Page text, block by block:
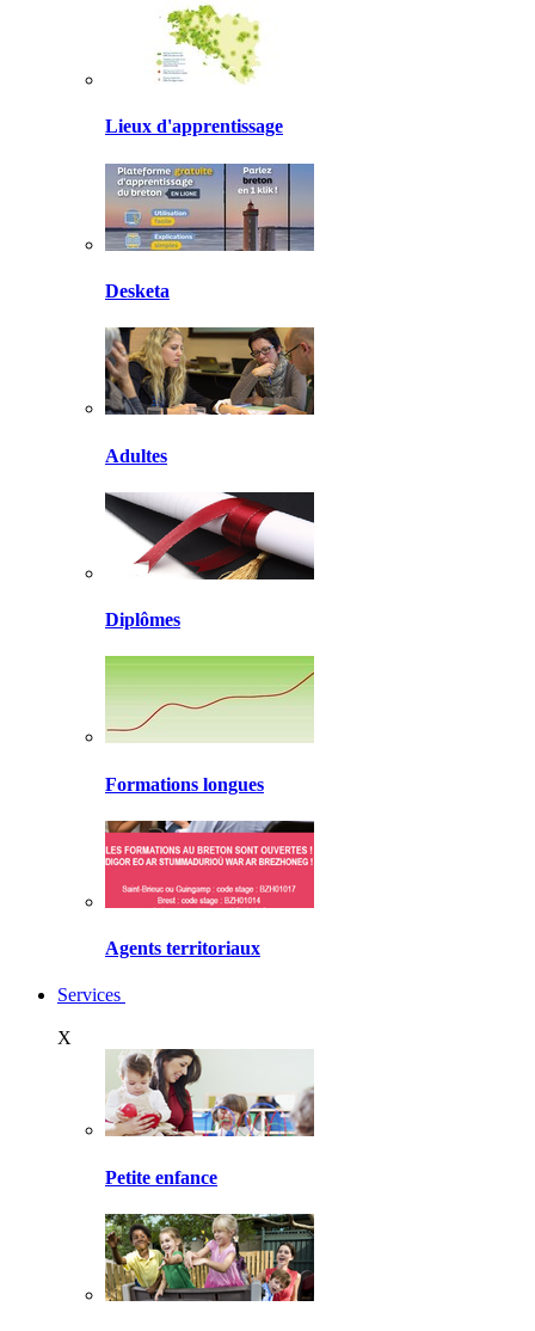
Lieux d'apprentissage
Desketa
Adultes
Diplômes
Formations longues
Agents territoriaux
Services
X
Petite enfance